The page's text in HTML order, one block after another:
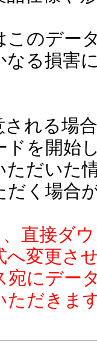
のデー
なる損害
れる場
ドを開始
ただいた
だく場合
直接ダ
へ変更さ
宛にデー
ただきま